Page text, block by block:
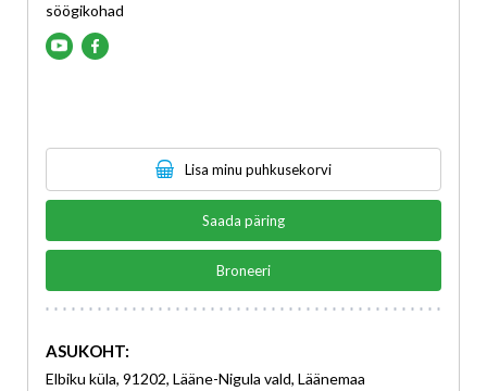
söögikohad
Lisa minu puhkusekorvi
Saada päring
Broneeri
ASUKOHT:
Elbiku küla, 91202, Lääne-Nigula vald, Läänemaa